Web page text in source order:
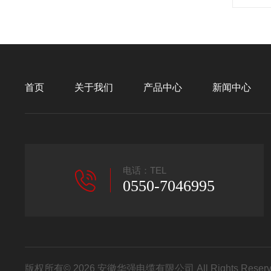
首页 关于我们 产品中心 新闻中心
电话：TEL
0550-7046995
版权所有© 2026 安徽华强电缆有限公司 All Rights